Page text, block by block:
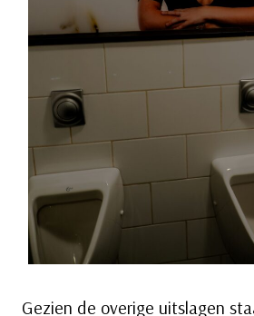
Gezien de overige uitslagen